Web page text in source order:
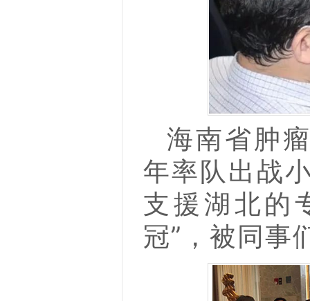
海南省肿
年率队出战
支援湖北的
冠”，被同事